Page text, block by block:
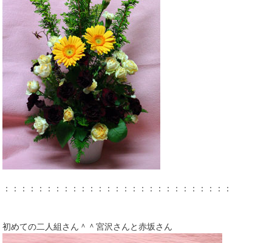
：：：：：：：：：：：：：：：：：：：：：：：：：：：
初めての二人組さん＾＾宮沢さんと赤坂さん